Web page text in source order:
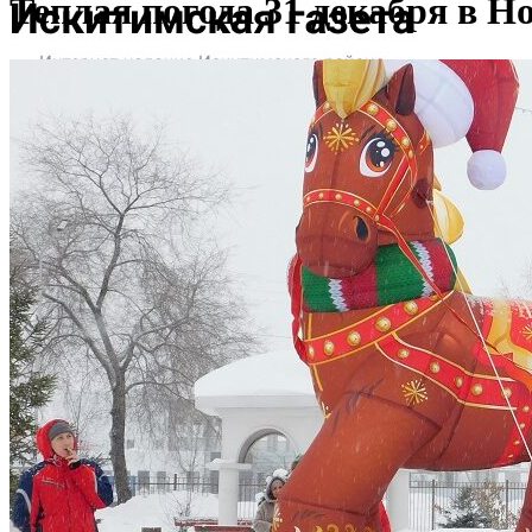
Теплая погода 31 декабря в